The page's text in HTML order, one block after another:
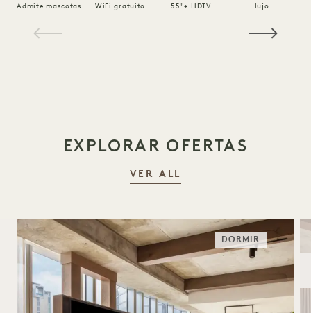
Admite mascotas WiFi gratuito 55"+ HDTV
lujo
EXPLORAR OFERTAS
VER ALL
DORMIR